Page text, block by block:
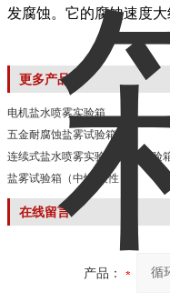
发腐蚀。它的腐蚀速度
更多产品
电机盐水喷雾实验箱
五金耐腐蚀盐雾试验箱
连续式盐水喷雾实验箱 盐雾试验
盐雾试验箱（中性/酸性）
在线留言
产品：